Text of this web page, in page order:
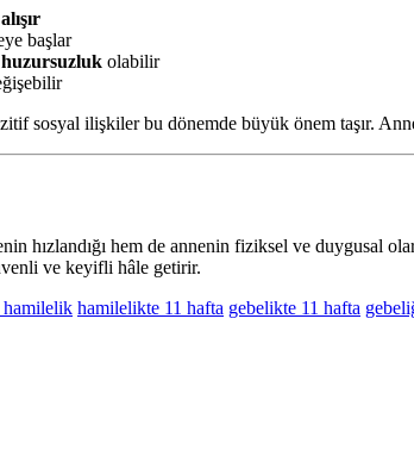
başlar
huzursuzluk olabilir
sosyal ilişkiler bu dönemde büyük önem taşır.
hızlandığı hem de annenin fiziksel ve duygusal
ve keyifli hâle getirir.
hamilelik hamilelikte 11 hafta gebelikte 11 hafta